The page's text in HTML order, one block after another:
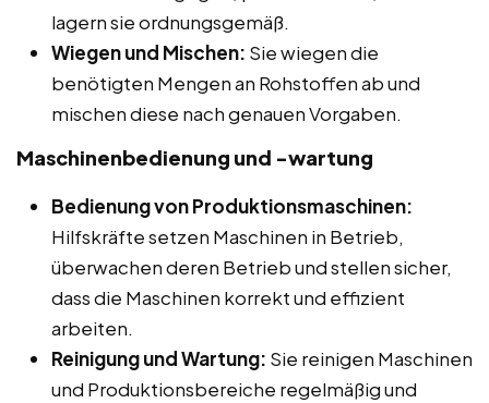
lagern sie ordnungsgemäß.
Wiegen und Mischen: Sie wiegen die
benötigten Mengen an Rohstoffen ab und
mischen diese nach genauen Vorgaben.
Maschinenbedienung und -wartung
Bedienung von Produktionsmaschinen:
Hilfskräfte setzen Maschinen in Betrieb,
überwachen deren Betrieb und stellen sicher,
dass die Maschinen korrekt und effizient
arbeiten.
Reinigung und Wartung: Sie reinigen Maschinen
und Produktionsbereiche regelmäßig und